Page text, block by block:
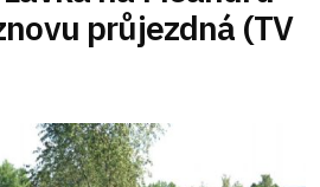
průjezdná (TV